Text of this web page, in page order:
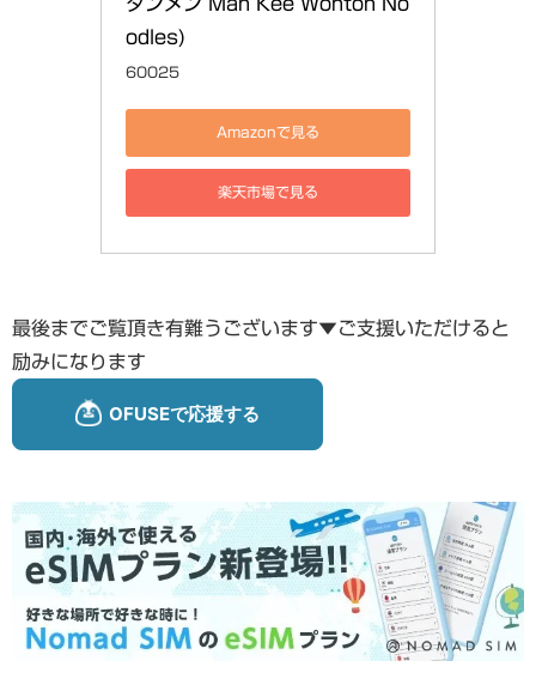
odles)
60025
Amazonで見る
楽天市場で見る
最後までご覧頂き有難うございます▼ご支援いただけると
励みになります